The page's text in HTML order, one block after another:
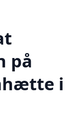
på
i